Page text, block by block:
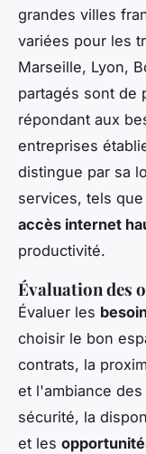
grandes villes
variées pour les
Marseille, Lyon,
partagés sont de
répondant aux
entreprises
distingue par sa
services, tels
accès internet
productivité.
Évaluation des
Évaluer les
choisir le bon
contrats, la
et l'ambiance
sécurité, la
et les